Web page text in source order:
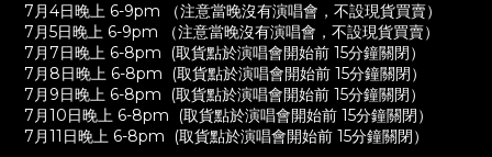
7月4日晚上 6-9pm （注意當晚沒有演唱會，不設現貨買賣）
7月5日晚上 6-9pm （注意當晚沒有演唱會，不設現貨買賣）
7月7日晚上 6-8pm (取貨點於演唱會開始前 15分鐘關閉）
7月8日晚上 6-8pm
(取貨點於演唱會開始前 15分鐘關閉）
7月9日晚上 6-8pm
(取貨點於演唱會開始前 15分鐘關閉）
7月10日晚上 6-8pm (取貨點於演唱會開始前 15分鐘關閉）
7月11 日晚上 6-8pm (取貨點於演唱會開始前 15分鐘關閉）